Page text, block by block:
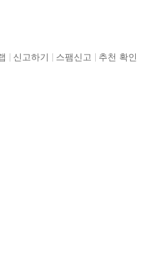
신고하기 스팸신고 추천 확인